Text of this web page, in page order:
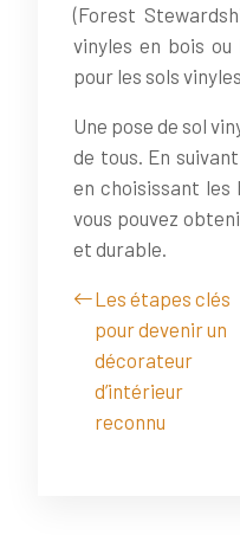
(Forest
vinyles en bois
pour les sols
Une pose de sol
de tous. En
en choisissant les
vous pouvez
et durable.
Les étapes clés
pour devenir un
décorateur
d’intérieur
reconnu